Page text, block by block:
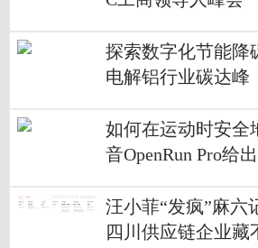
探索数字化节能降
电解铝行业碳达峰
如何在运动时安全
音OpenRun Pro给
汪小菲“发疯”麻六
四川供应链企业藏